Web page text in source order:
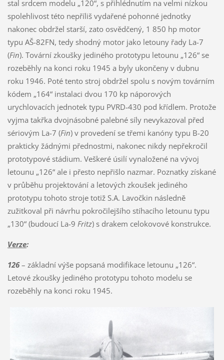
stal srdcem modelu „120“, s přihlédnutím na velmi nízkou
spolehlivost této nepříliš vydařené pohonné jednotky
nakonec obdržel starší, zato osvědčený, 1 850 hp motor
typu AŠ-82FN, tedy shodný motor jako letouny řady La-7
(Fin). Tovární zkoušky jediného prototypu letounu „126“ se
rozeběhly na konci roku 1945 a byly ukončeny v dubnu
roku 1946. Poté tento stroj obdržel spolu s novým továrním
kódem „164“ instalaci dvou 170 kp náporových
urychlovacích jednotek typu PVRD-430 pod křídlem. Protože
vyjma takřka dvojnásobné palebné síly nevykazoval před
sériovým La-7 (Fin) v provedení se třemi kanóny typu B-20
prakticky žádnými přednostmi, nakonec nikdy nepřekročil
prototypové stádium. Veškeré úsilí vynaložené na vývoj
letounu „126“ ale i přesto nepřišlo nazmar. Poznatky získané
v průběhu projektování a letových zkoušek jediného
prototypu tohoto stroje totiž S.A. Lavočkin následně
zužitkoval při návrhu pokročilejšího stíhacího letounu typu
„130“ (budoucí La-9 Fritz) s drakem celokovové konstrukce.
Verze:
126– základní výše popsaná modifikace letounu „126“.
Letové zkoušky jediného prototypu tohoto modelu se
rozeběhly na konci roku 1945.